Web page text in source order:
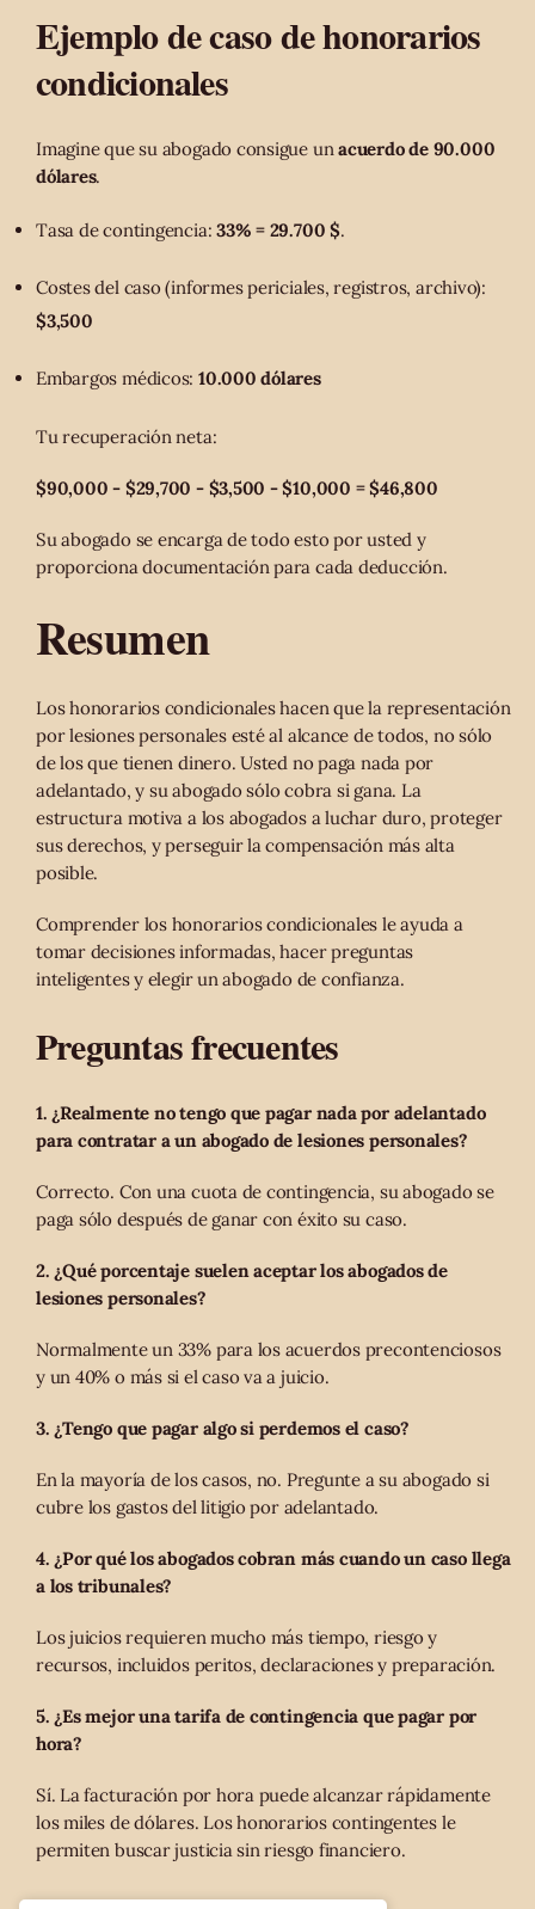
Ejemplo de caso de honorarios
condicionales
Imagine que su abogado consigue unacuerdo de 90.000
dólares.
Tasa de contingencia:33% = 29.700 $.
Costes del caso (informes periciales, registros, archivo):
$3,500
Embargos médicos: 10.000 dólares
Tu recuperación neta:
$90,000 - $29,700 - $3,500 - $10,000 = $46,800
Su abogado se encarga de todo esto por usted y
proporciona documentación para cada deducción.
Resumen
Los honorarios condicionales hacen que la representación
por lesiones personales esté al alcance de todos, no sólo
de los que tienen dinero. Usted no paga nada por
adelantado, y su abogado sólo cobra si gana. La
estructura motiva a los abogados a luchar duro, proteger
sus derechos, y perseguir la compensación más alta
posible.
Comprender los honorarios condicionales le ayuda a
tomar decisiones informadas, hacer preguntas
inteligentes y elegir un abogado de confianza.
Preguntas frecuentes
1. ¿Realmente no tengo que pagar nada por adelantado
para contratar a un abogado de lesiones personales?
Correcto. Con una cuota de contingencia, su abogado se
paga sólo después de ganar con éxito su caso.
2. ¿Qué porcentaje suelen aceptar los abogados de
lesiones personales?
Normalmente un 33% para los acuerdos precontenciosos
y un 40% o más si el caso va a juicio.
3. ¿Tengo que pagar algo si perdemos el caso?
En la mayoría de los casos, no. Pregunte a su abogado si
cubre los gastos del litigio por adelantado.
4. ¿Por qué los abogados cobran más cuando un caso llega
a los tribunales?
Los juicios requieren mucho más tiempo, riesgo y
recursos, incluidos peritos, declaraciones y preparación.
5. ¿Es mejor una tarifa de contingencia que pagar por
hora?
Sí. La facturación por hora puede alcanzar rápidamente
los miles de dólares. Los honorarios contingentes le
permiten buscar justicia sin riesgo financiero.